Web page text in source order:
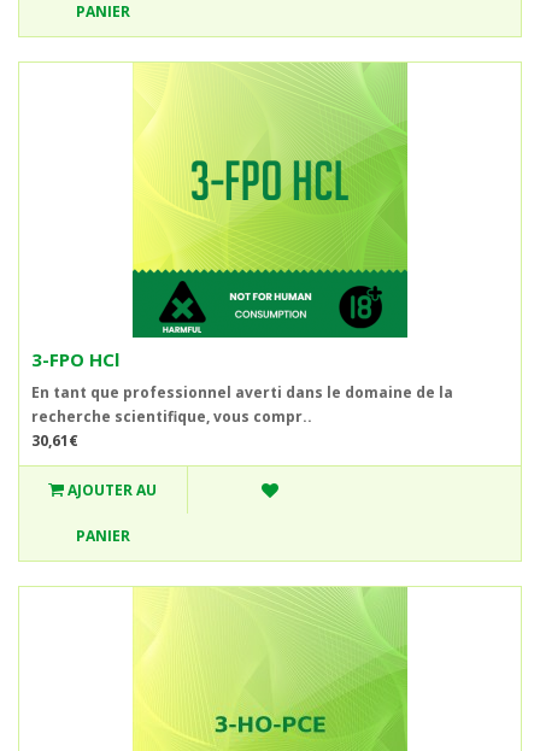
PANIER
3-FPO HCl
En tant que professionnel averti dans le domaine de la
recherche scientifique, vous compr..
30,61€
AJOUTER AU
PANIER